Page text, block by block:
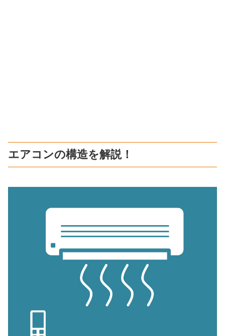
エアコンの構造を解説！